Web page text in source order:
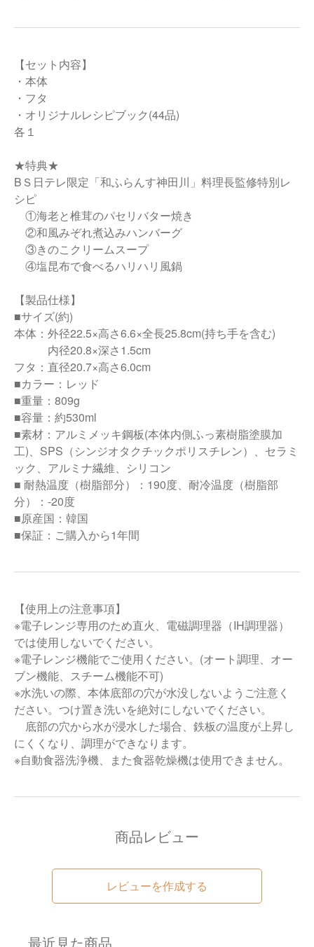
【セット内容】
・本体
・フタ
・オリジナルレシピブック(44品)
各１
★特典★
BＳ日テレ限定「和ふらんす神田川」料理長監修特別レ
シピ
①海老と椎茸のパセリバター焼き
②和風みぞれ煮込みハンバーグ
③きのこクリームスープ
④塩昆布で食べるハリハリ風鍋
【製品仕様】
■サイズ(約)
本体：外径22.5×高さ6.6×全長25.8cm(持ち手を含む)
内径20.8×深さ1.5cm
フタ：直径20.7×高さ6.0cm
■カラー：レッド
■重量：809g
■容量：約530ml
■素材：アルミメッキ鋼板(本体内側ふっ素樹脂塗膜加
工)、SPS（シンジオタクチックポリスチレン）、セラミ
ック、アルミナ繊維、シリコン
■ 耐熱温度（樹脂部分）：190度、耐冷温度（樹脂部
分）：-20度
■原産国：韓国
■保証：ご購入から1年間
【使用上の注意事項】
※電子レンジ専用のため直火、電磁調理器（IH調理器）
では使用しないでください。
※電子レンジ機能でご使用ください。(オート調理、オー
ブン機能、スチーム機能不可)
※水洗いの際、本体底部の穴が水没しないようご注意く
ださい。つけ置き洗いを絶対にしないでください。
底部の穴から水が浸水した場合、鉄板の温度が上昇し
にくくなり、調理ができなります。
※自動食器洗浄機、また食器乾燥機は使用できません。
商品レビュー
レビューを作成する
最近見た商品